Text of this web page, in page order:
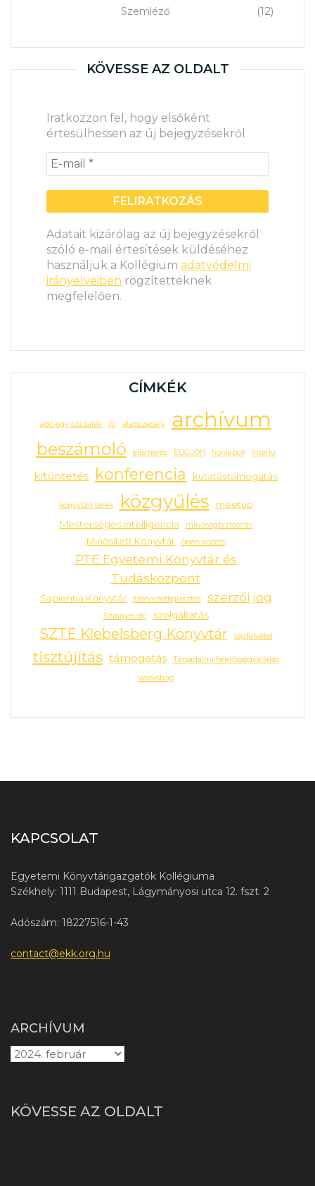
Szemléző (12)
KÖVESSE AZ OLDALT
Iratkozzon fel, hogy elsőként
értesülhessen az új bejegyzésekről
Adatait kizárólag az új bejegyzésekről
szóló e-mail értesítések küldéséhez
használjuk a Kollégium adatvédelmi
irányelveiben rögzítetteknek
megfelelően.
CÍMKÉK
adó egy százalék AI alapszabály archívum
beszámoló elismerés EUGLOH honlapok interjú
kitüntetés konferencia kutatástámogatás
könyvtári terek közgyűlés
meetup
Mesterséges intelligencia
minőségbiztosítás
Minősített Könyvtár open access
PTE Egyetemi Könyvtár és
Tudásközpont
Sapientia Könyvtár szervezetfejlesztés szerzői jog
Szinnyei-díj szolgáltatás
SZTE Klebelsberg Könyvtár tagfelvétel
tisztújítás támogatás
Társadalmi felelősségvállalás
workshop
KAPCSOLAT
Egyetemi Könyvtárigazgatók Kollégiuma
Székhely: 1111 Budapest, Lágymányosi utca 12. fszt. 2
Adószám: 18227516-1-43
contact@ekk.org.hu
ARCHÍVUM
KÖVESSE AZ OLDALT